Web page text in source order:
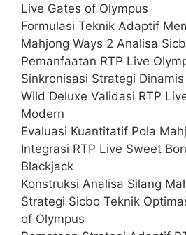
Live Gates of Olympus
Formulasi Teknik Adaptif
Mahjong Ways 2 Analisa
Pemanfaatan RTP Live
Sinkronisasi Strategi
Wild Deluxe Validasi RTP
Modern
Evaluasi Kuantitatif Pola
Integrasi RTP Live Sweet
Blackjack
Konstruksi Analisa Silang
Strategi Sicbo Teknik
of Olympus